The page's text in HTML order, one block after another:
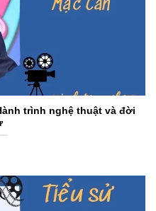
trình nghệ thuật và đời